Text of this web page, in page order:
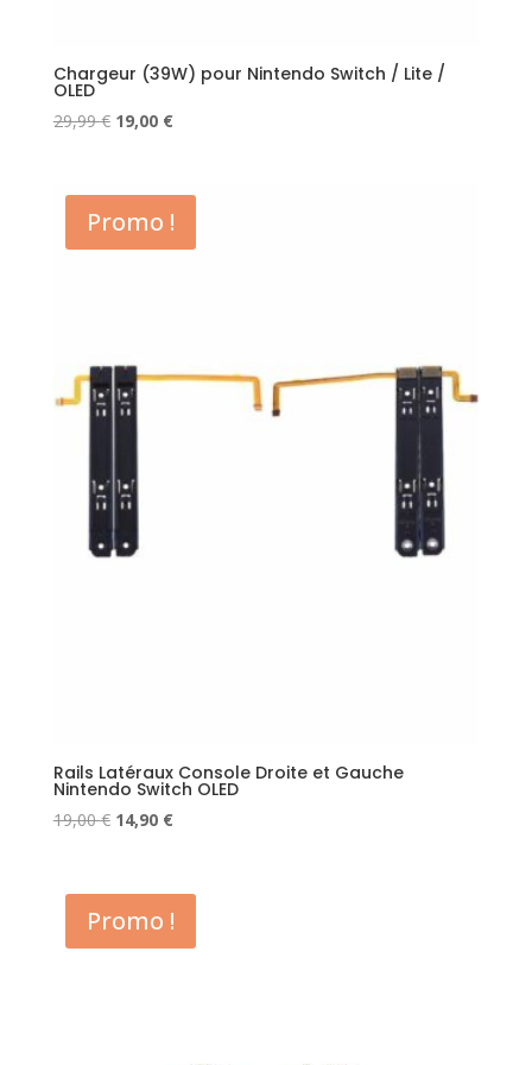
Chargeur (39W) pour Nintendo Switch / Lite /
OLED
29,99€ Le
était :
29,99 €.
19,00 €Le
est :
19,00 €.
Promo !
Rails Latéraux Console Droite et Gauche
Nintendo Switch OLED
19,00€ Le
était :
19,00 €.
14,90 €Le
est :
14,90 €.
Promo !